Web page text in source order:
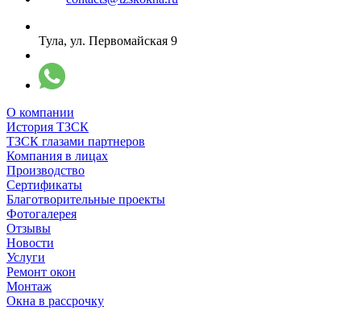
Тула, ул. Первомайская 9
О компании
История ТЗСК
ТЗСК глазами партнеров
Компания в лицах
Производство
Сертификаты
Благотворительные проекты
Фотогалерея
Отзывы
Новости
Услуги
Ремонт окон
Монтаж
Окна в рассрочку